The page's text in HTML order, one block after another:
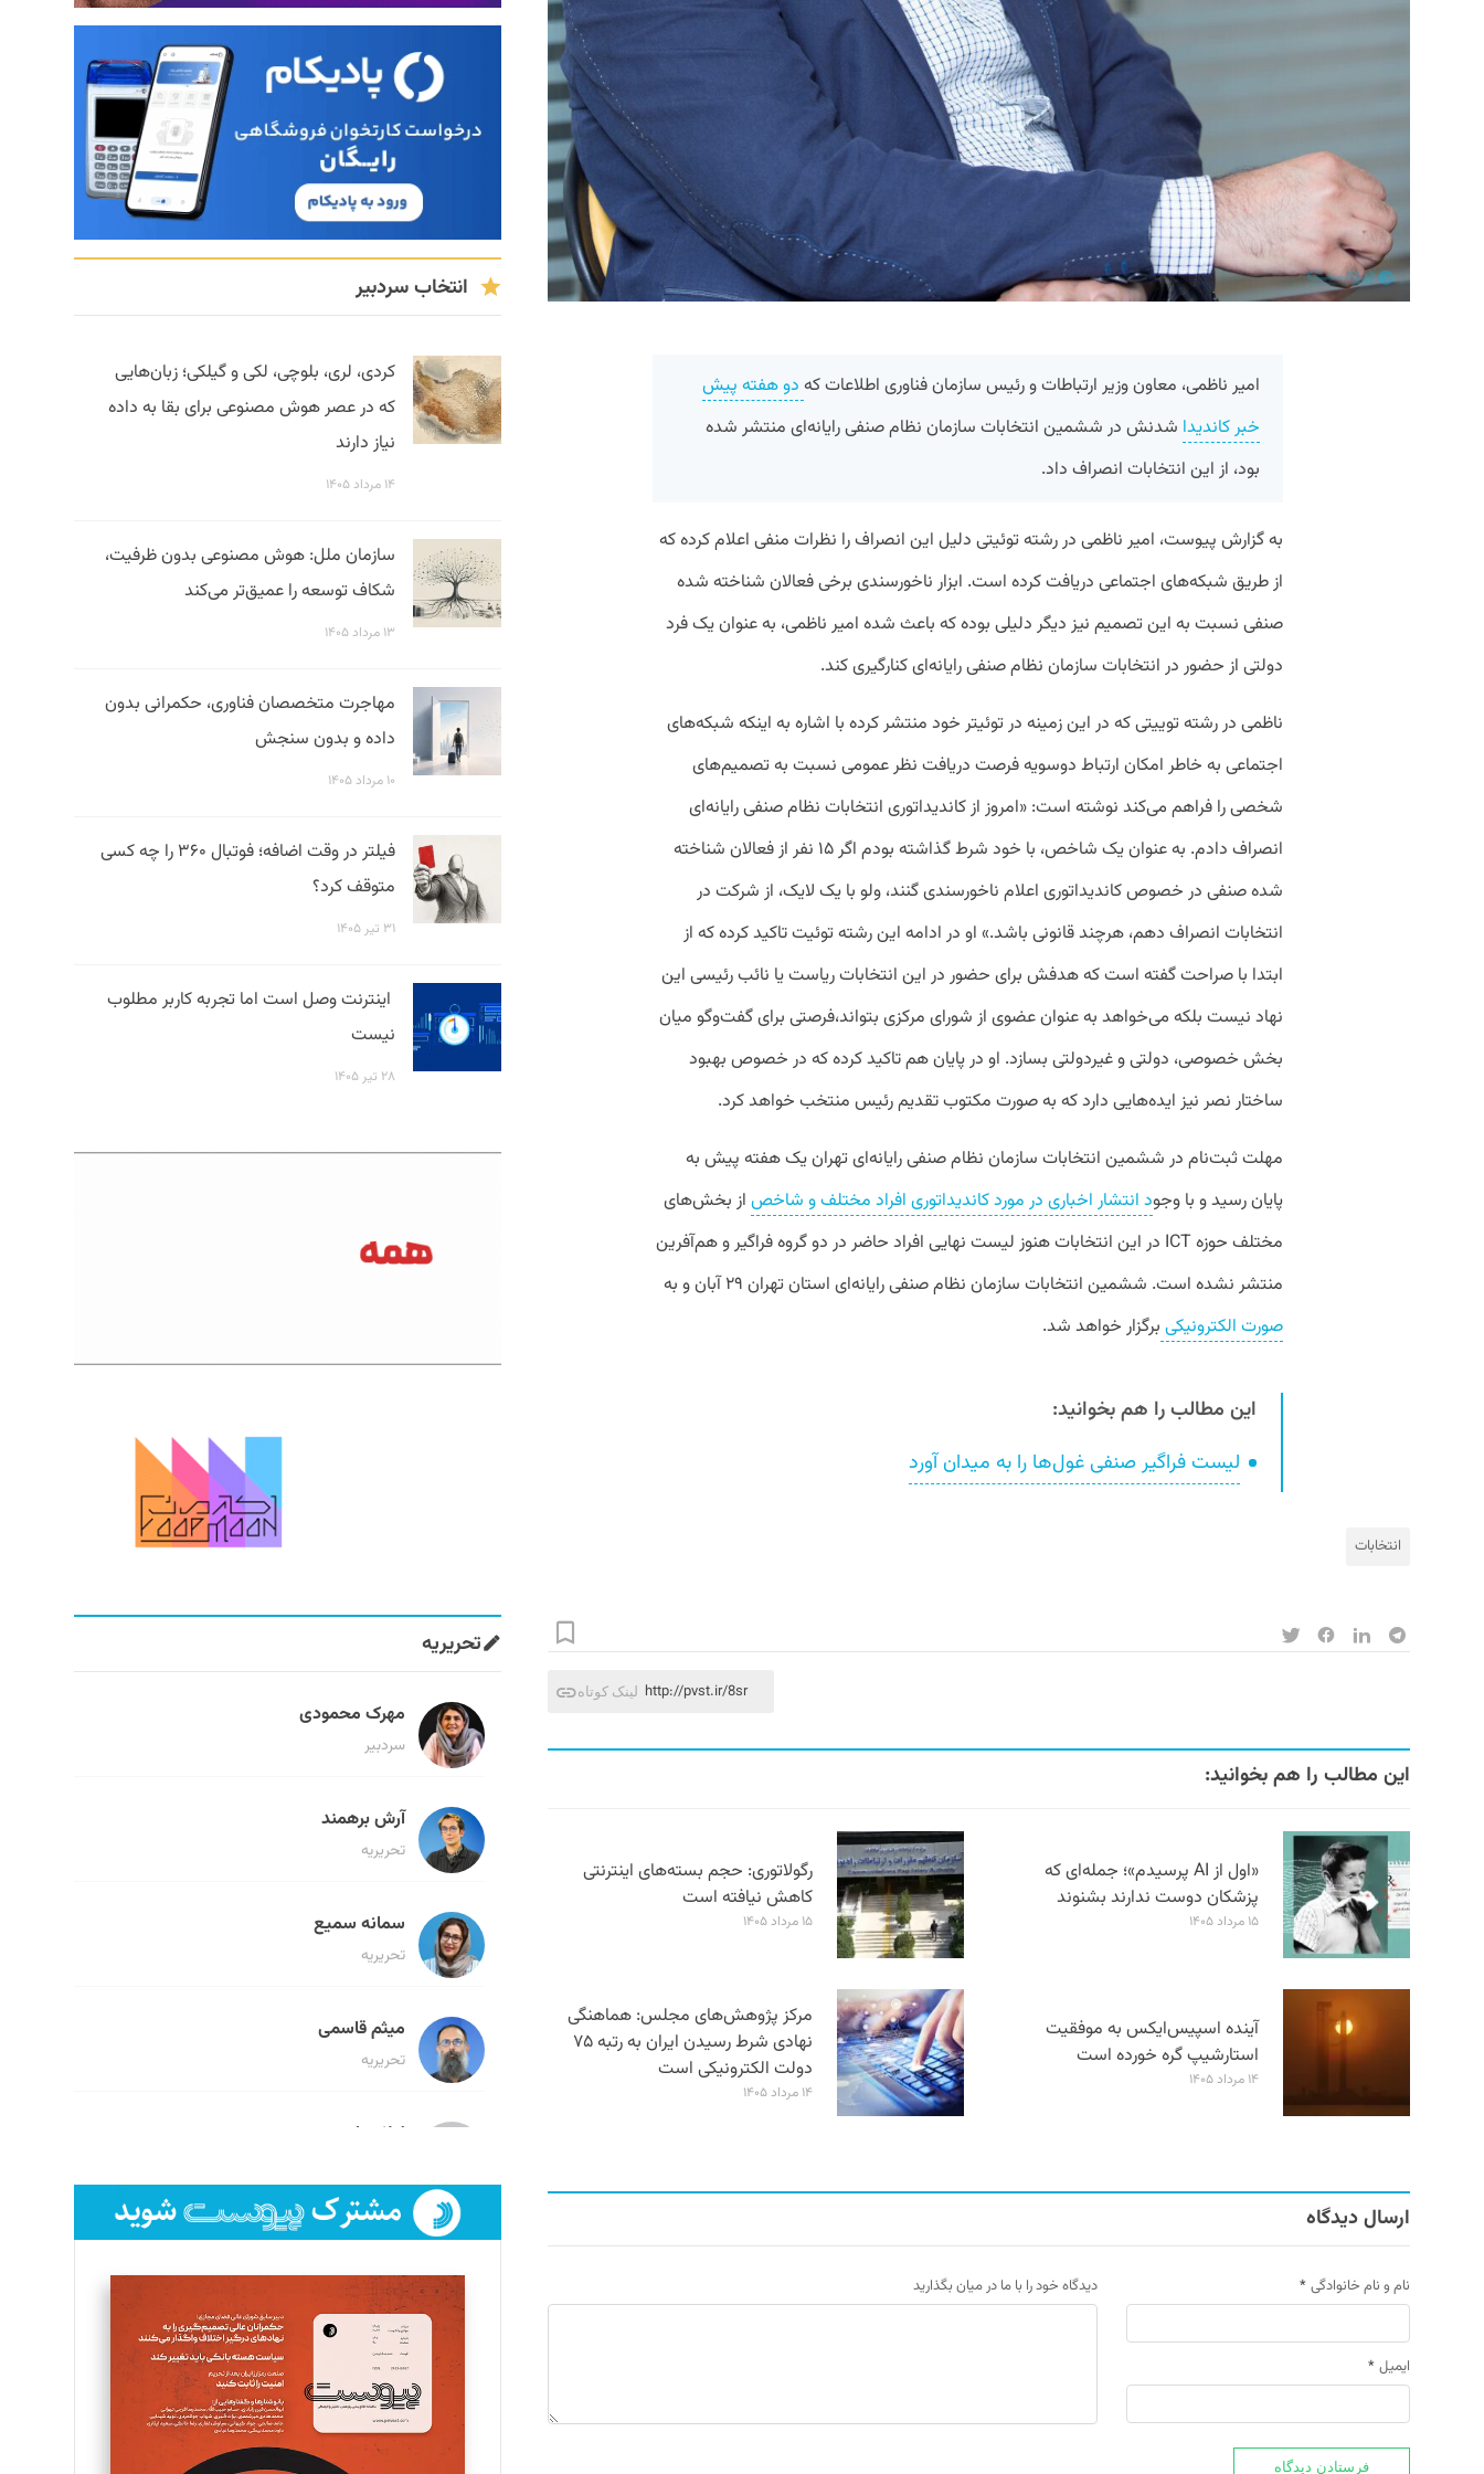
امیر ناظمی، معاون وزیر ارتباطات و رئیس سازمان فناوری اطلاعات که دو هفته پیش
خبر کاندیدا شدنش در ششمین انتخابات سازمان نظام صنفی رایانه‌ای منتشر شده
بود، از این انتخابات انصراف داد.
به گزارش پیوست، امیر ناظمی در رشته توئیتی دلیل این انصراف را نظرات منفی اعلام کرده که
از طریق شبکه‌های اجتماعی دریافت کرده است. ابزار ناخورسندی برخی فعالان شناخته شده
صنفی نسبت به این تصمیم نیز دیگر دلیلی بوده که باعث شده امیر ناظمی، به عنوان یک فرد
دولتی از حضور در انتخابات سازمان نظام صنفی رایانه‌ای کنارگیری کند.
ناظمی در رشته‌ توییتی که در این زمینه در توئیتر خود منتشر کرده با اشاره به اینکه شبکه‌های
اجتماعی به خاطر امکان ارتباط دوسویه فرصت دریافت نظر عمومی نسبت به تصمیم‌های
شخصی را فراهم می‌کند نوشته است: «امروز از کاندیداتوری انتخابات نظام صنفی رایانه‌ای
انصراف دادم. به عنوان یک شاخص، با خود شرط گذاشته بودم اگر ۱۵ نفر از فعالان شناخته
شده صنفی در خصوص کاندیداتوری اعلام ناخورسندی گنند، ولو با یک لایک، از شرکت در
انتخابات انصراف دهم، هرچند قانونی باشد.» او در ادامه این رشته توئیت تاکید کرده که از
ابتدا با صراحت گفته است که هدفش برای حضور در این انتخابات ریاست یا نائب رئیسی این
نهاد نیست بلکه می‌خواهد به عنوان عضوی از شورای مرکزی بتواند،فرصتی برای گفت‌وگو میان
بخش خصوصی، دولتی و غیردولتی بسازد. او در پایان هم تاکید کرده که در خصوص بهبود
ساختار نصر نیز ایده‌هایی دارد که به صورت مکتوب تقدیم رئیس منتخب خواهد کرد.
مهلت ثبت‌نام در ششمین انتخابات سازمان نظام صنفی رایانه‌ای تهران یک هفته پیش به
پایان رسید و با وجود انتشار اخباری در مورد کاندیداتوری افراد مختلف و شاخص از بخش‌های
مختلف حوزه ICT در این انتخابات هنوز لیست نهایی افراد حاضر در دو گروه فراگیر و هم‌آفرین
منتشر نشده است. ششمین انتخابات سازمان نظام صنفی رایانه‌ای استان تهران ۲۹ آبان و به
صورت الکترونیکی برگزار خواهد شد.
این مطالب را هم بخوانید:
لیست فراگیر صنفی غول‌ها را به میدان آورد
انتخابات
لینک کوتاه http://pvst.ir/8sr
این مطالب را هم بخوانید:
«اول از AI پرسیدم»؛ جمله‌ای که
پزشکان دوست ندارند بشنوند
۱۵ مرداد ۱۴۰۵
رگولاتوری: حجم بسته‌های اینترنتی
کاهش نیافته است
۱۵ مرداد ۱۴۰۵
آینده اسپیس‌ایکس به موفقیت
استارشیپ گره خورده است
۱۴ مرداد ۱۴۰۵
مرکز پژوهش‌های مجلس: هماهنگی
نهادی شرط رسیدن ایران به رتبه ۷۵
دولت الکترونیکی است
۱۴ مرداد ۱۴۰۵
ارسال دیدگاه
نام و نام خانوادگی *
ایمیل *
دیدگاه خود را با ما در میان بگذارید
انتخاب سردبیر
کردی، لری، بلوچی، لکی و گیلکی؛ زبان‌هایی
که در عصر هوش مصنوعی برای بقا به داده
نیاز دارند
۱۴ مرداد ۱۴۰۵
سازمان ملل: هوش مصنوعی بدون ظرفیت،
شکاف توسعه را عمیق‌تر می‌کند
۱۳ مرداد ۱۴۰۵
مهاجرت متخصصان فناوری، حکمرانی بدون
داده و بدون سنجش
۱۰ مرداد ۱۴۰۵
فیلتر در وقت اضافه؛ فوتبال ۳۶۰ را چه کسی
متوقف کرد؟
۳۱ تیر ۱۴۰۵
اینترنت وصل است اما تجربه کاربر مطلوب
نیست
۲۸ تیر ۱۴۰۵
تحریریه
مهرک محمودی
سردبیر
آرش برهمند
تحریریه
سمانه سمیع
تحریریه
میثم قاسمی
تحریریه
لیلا حنارود
فائزه فتحی رستمی
تحریریه
سروش کرمیان
تحریریه
مینا پاکدل